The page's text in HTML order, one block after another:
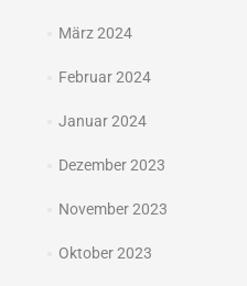
März 2024
Februar 2024
Januar 2024
Dezember 2023
November 2023
Oktober 2023